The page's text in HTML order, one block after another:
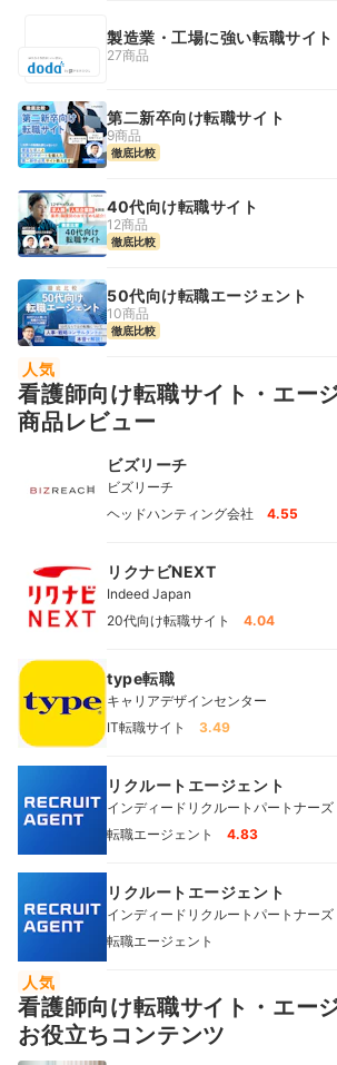
製造業・工場に強い転職サイト
27商品
第二新卒向け転職サイト
9商品
徹底比較
40代向け転職サイト
12商品
徹底比較
50代向け転職エージェント
10商品
徹底比較
人気
看護師向け転職サイト・エー
商品レビュー
ビズリーチ
ビズリーチ
ヘッドハンティング会社
4.55
リクナビNEXT
Indeed Japan
20代向け転職サイト
4.04
type転職
キャリアデザインセンター
IT転職サイト
3.49
リクルートエージェント
インディードリクルートパートナーズ
転職エージェント
4.83
リクルートエージェント
インディードリクルートパートナーズ
転職エージェント
人気
看護師向け転職サイト・エー
お役立ちコンテンツ